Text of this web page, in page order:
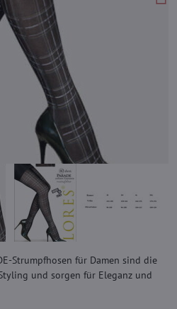
Strumpfhosen für Damen sind die
und sorgen für Eleganz und